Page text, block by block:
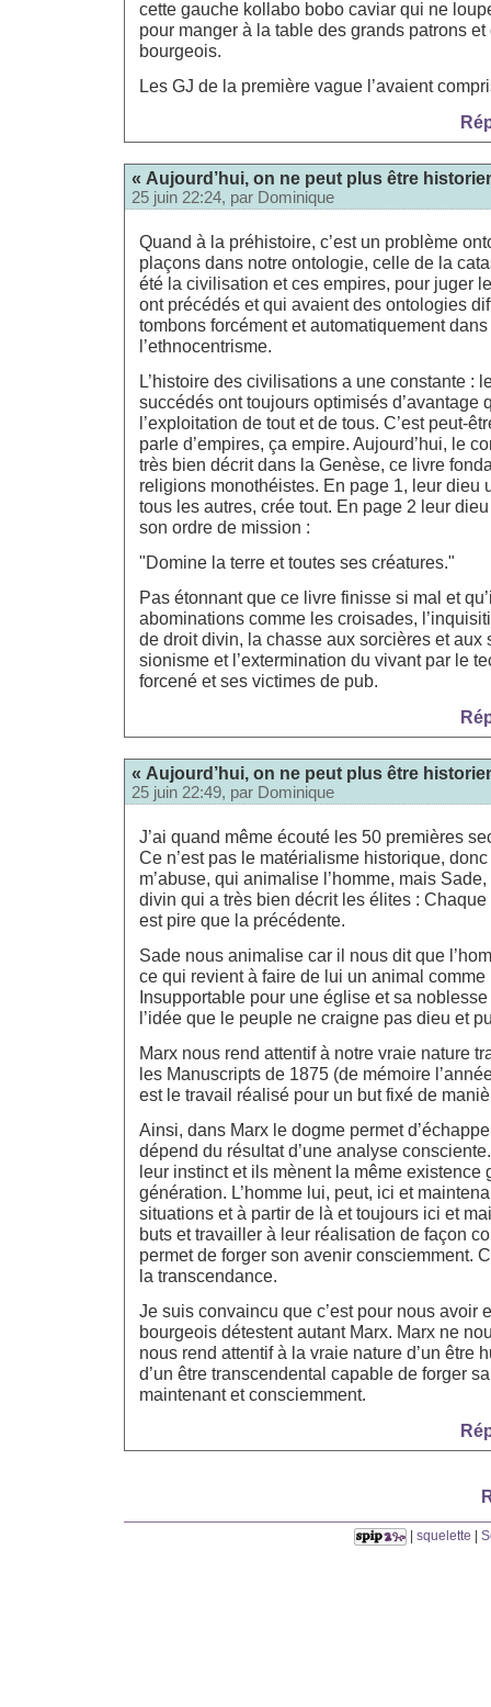
cette gauche kollabo bobo caviar qui ne
pour manger à la table des grands patrons et
bourgeois.
Les GJ de la première vague l’avaient
« Aujourd’hui, on ne peut plus être
25 juin 22:24, par Dominique
Quand à la préhistoire, c’est un problème
plaçons dans notre ontologie, celle de la
été la civilisation et ces empires, pour juger
ont précédés et qui avaient des ontologies
tombons forcément et automatiquement
l’ethnocentrisme.
L’histoire des civilisations a une constante :
succédés ont toujours optimisés d’avantage
l’exploitation de tout et de tous. C’est peut-
parle d’empires, ça empire. Aujourd’hui, le
très bien décrit dans la Genèse, ce livre
religions monothéistes. En page 1, leur dieu
tous les autres, crée tout. En page 2 leur
son ordre de mission :
"Domine la terre et toutes ses créatures."
Pas étonnant que ce livre finisse si mal et
abominations comme les croisades,
de droit divin, la chasse aux sorcières et aux
sionisme et l’extermination du vivant par le
forcené et ses victimes de pub.
« Aujourd’hui, on ne peut plus être
25 juin 22:49, par Dominique
J’ai quand même écouté les 50 premières
Ce n’est pas le matérialisme historique,
m’abuse, qui animalise l’homme, mais
divin qui a très bien décrit les élites : Chaque
est pire que la précédente.
Sade nous animalise car il nous dit que
ce qui revient à faire de lui un animal comme
Insupportable pour une église et sa
l’idée que le peuple ne craigne pas dieu et
Marx nous rend attentif à notre vraie nature
les Manuscripts de 1875 (de mémoire
est le travail réalisé pour un but fixé de
Ainsi, dans Marx le dogme permet
dépend du résultat d’une analyse
leur instinct et ils mènent la même existence
génération. L’homme lui, peut, ici et
situations et à partir de là et toujours ici et
buts et travailler à leur réalisation de façon
permet de forger son avenir consciemment.
la transcendance.
Je suis convaincu que c’est pour nous avoir
bourgeois détestent autant Marx. Marx ne
nous rend attentif à la vraie nature d’un être
d’un être transcendental capable de forger
maintenant et consciemment.
squelette